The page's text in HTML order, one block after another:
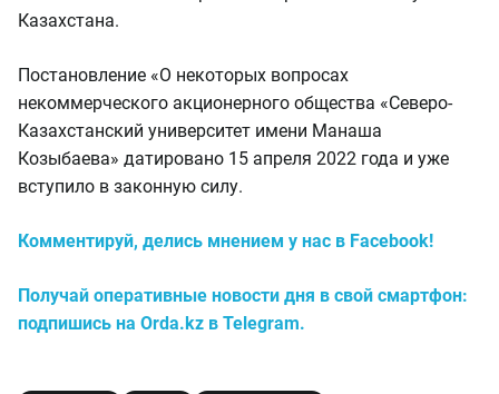
Казахстана.
Постановление «О некоторых вопросах
некоммерческого акционерного общества «Северо-
Казахстанский университет имени Манаша
Козыбаева» датировано 15 апреля 2022 года и уже
вступило в законную силу.
Комментируй, делись мнением у нас в Facebook!
Получай оперативные новости дня в свой смартфон:
подпишись на Orda.kz в Telegram.